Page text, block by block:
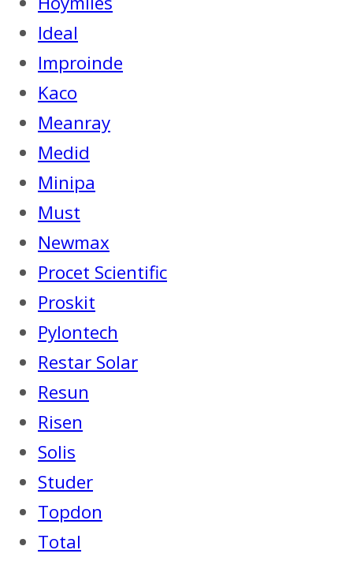
Ideal
Improinde
Kaco
Meanray
Medid
Minipa
Must
Newmax
Procet Scientific
Proskit
Pylontech
Restar Solar
Resun
Risen
Solis
Studer
Topdon
Total